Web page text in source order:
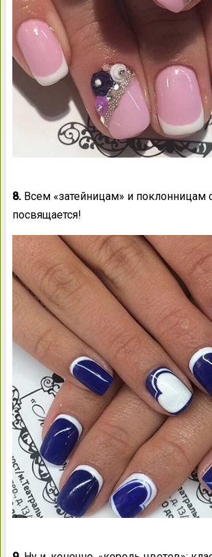
8.Всем «затейницам» и поклонницам
посвящается!